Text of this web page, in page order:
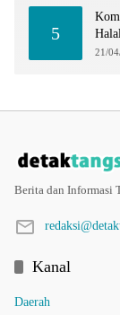
5
21/
Berita dan Informasi
Kanal
Daerah